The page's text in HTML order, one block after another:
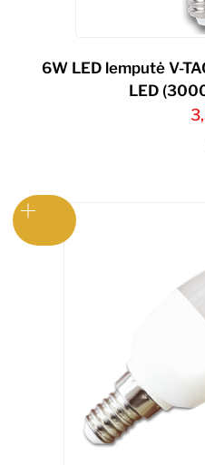
6W LED lemputė V-
LED